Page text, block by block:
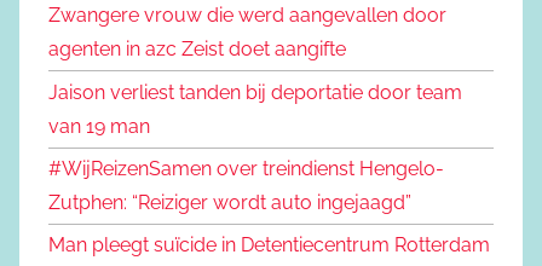
Zwangere vrouw die werd aangevallen door
agenten in azc Zeist doet aangifte
Jaison verliest tanden bij deportatie door team
van 19 man
#WijReizenSamen over treindienst Hengelo-
Zutphen: “Reiziger wordt auto ingejaagd”
Man pleegt suïcide in Detentiecentrum Rotterdam